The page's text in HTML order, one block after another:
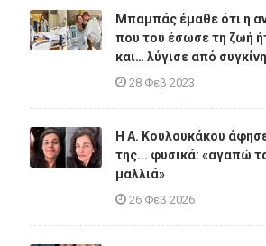
Μπαμπάς έμαθε ότι η
που του έσωσε τη ζωή
και… λύγισε από
28 Φεβ 2023
Η A. Κουλουκάκου
της... φυσικά: «αγαπώ
μαλλιά»
26 Φεβ 2026